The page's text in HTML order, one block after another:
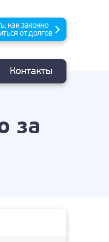
как законно
от долгов
Контакты
за